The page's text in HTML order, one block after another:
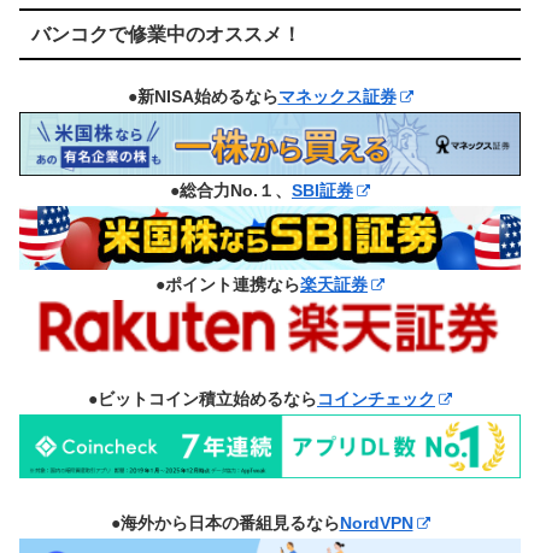
バンコクで修業中のオススメ！
●新NISA始めるならマネックス証券
●総合力No.１、 SBI証券
●ポイント連携なら楽天証券
●ビットコイン積立始めるならコインチェック
●海外から日本の番組見るならNordVPN